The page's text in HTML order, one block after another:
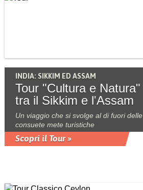
INDIA: SIKKIM ED ASSAM
Tour "Cultura e Natura"
tra il Sikkim e l'Assam
Un viaggio che si svolge al di fuori delle
consuete mete turistiche
Scopri il Tour »